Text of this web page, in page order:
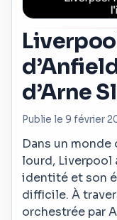
d’Arne
Publie le 9 février
Dans un
lourd, Liverpool
identité et son
difficile. À
orchestrée par